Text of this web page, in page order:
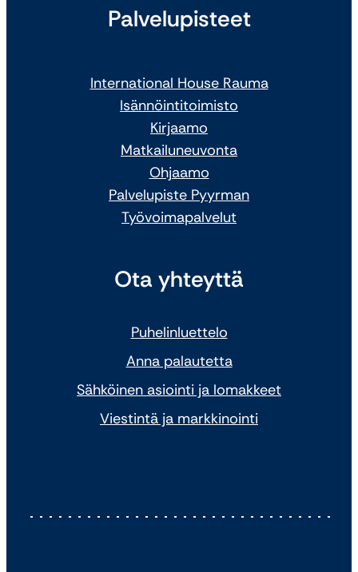
Palvelupisteet
International House Rauma
Isännöintitoimisto
Kirjaamo
Matkailuneuvonta
Ohjaamo
Palvelupiste Pyyrman
Työvoimapalvelut
Ota yhteyttä
Puhelinluettelo
Anna palautetta
Sähköinen asiointi ja lomakkeet
Viestintä ja markkinointi